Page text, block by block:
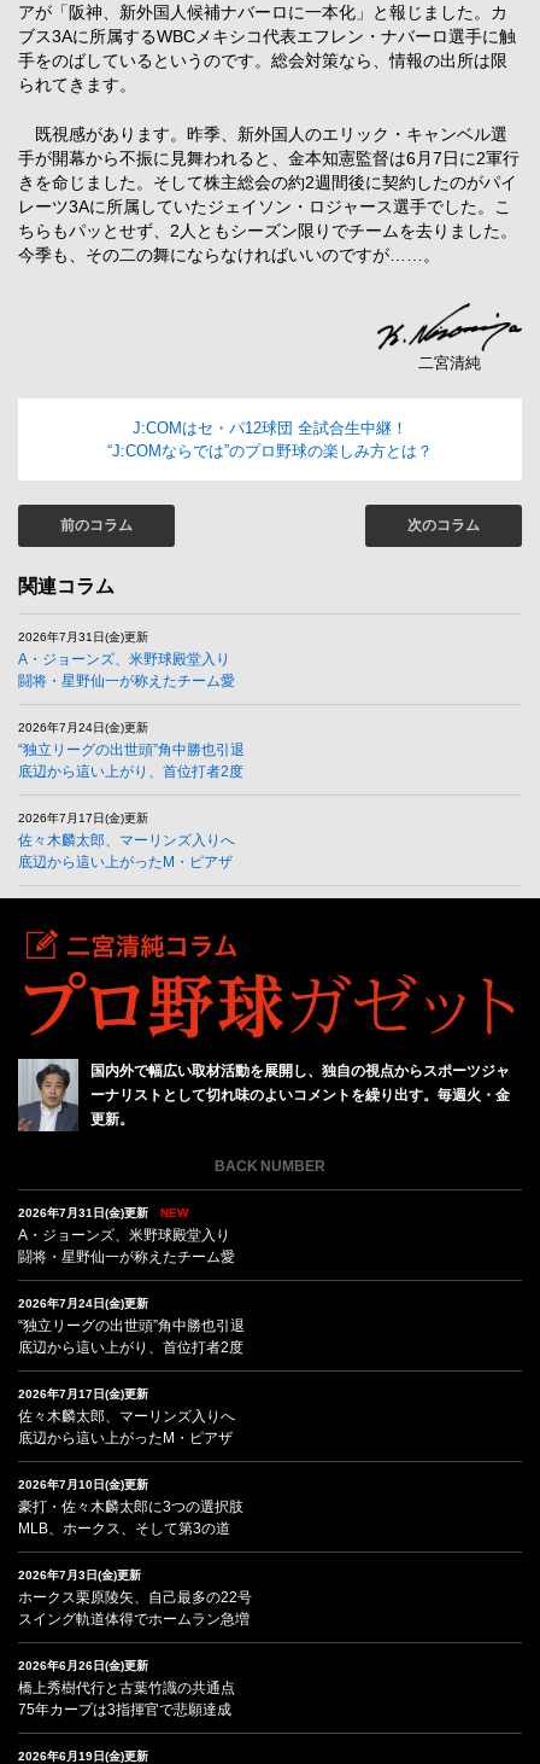
アが「阪神、新外国人候補ナバーロに一本化」と報じました。カ
ブス3Aに所属するWBCメキシコ代表エフレン・ナバーロ選手に触
手をのばしているというのです。総会対策なら、情報の出所は限
られてきます。
既視感があります。昨季、新外国人のエリック・キャンベル選
手が開幕から不振に見舞われると、金本知憲監督は6月7日に2軍行
きを命じました。そして株主総会の約2週間後に契約したのがパイ
レーツ3Aに所属していたジェイソン・ロジャース選手でした。こ
ちらもパッとせず、2人ともシーズン限りでチームを去りました。
今季も、その二の舞にならなければいいのですが……。
二宮清純
J:COMはセ・パ12球団 全試合生中継！
“J:COMならでは”のプロ野球の楽しみ方とは？
前のコラム 次のコラム
関連コラム
2026年7月31日(金)更新
A・ジョーンズ、米野球殿堂入り
闘将・星野仙一が称えたチーム愛
2026年7月24日(金)更新
“独立リーグの出世頭”角中勝也引退
底辺から這い上がり、首位打者2度
2026年7月17日(金)更新
佐々木麟太郎、マーリンズ入りへ
底辺から這い上がったM・ピアザ
国内外で幅広い取材活動を展開し、独自の視点からスポーツジャ
ーナリストとして切れ味のよいコメントを繰り出す。毎週火・金
更新。
BACK NUMBER
2026年7月31日(金)更新 NEW
A・ジョーンズ、米野球殿堂入り
闘将・星野仙一が称えたチーム愛
2026年7月24日(金)更新
“独立リーグの出世頭”角中勝也引退
底辺から這い上がり、首位打者2度
2026年7月17日(金)更新
佐々木麟太郎、マーリンズ入りへ
底辺から這い上がったM・ピアザ
2026年7月10日(金)更新
豪打・佐々木麟太郎に3つの選択肢
MLB、ホークス、そして第3の道
2026年7月3日(金)更新
ホークス栗原陵矢、自己最多の22号
スイング軌道体得でホームラン急増
2026年6月26日(金)更新
橋上秀樹代行と古葉竹識の共通点
75年カープは3指揮官で悲願達成
2026年6月19日(金)更新